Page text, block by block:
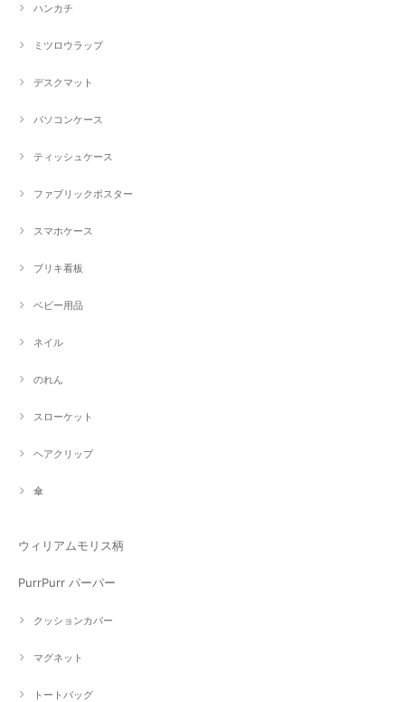
ハンカチ
ミツロウラップ
デスクマット
パソコンケース
ティッシュケース
ファブリックポスター
スマホケース
ブリキ看板
ベビー用品
ネイル
のれん
スローケット
ヘアクリップ
傘
ウィリアムモリス柄
PurrPurr パーパー
クッションカバー
マグネット
トートバッグ